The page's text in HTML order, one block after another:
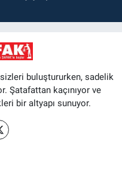
buluştururken, sadelik
Şatafattan kaçınıyor ve
bir altyapı sunuyor.